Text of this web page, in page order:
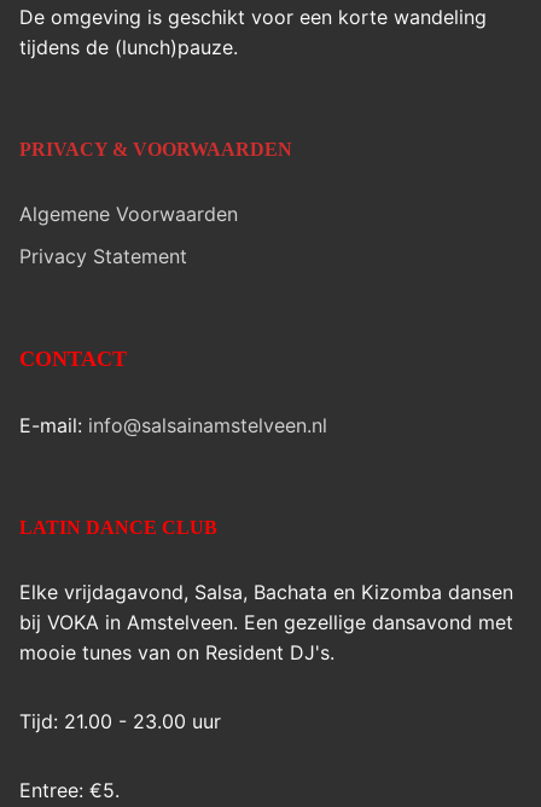
De omgeving is geschikt voor een korte wandeling
tijdens de (lunch)pauze.
PRIVACY & VOORWAARDEN
Algemene Voorwaarden
Privacy Statement
CONTACT
E-mail: info@salsainamstelveen.nl
LATIN DANCE CLUB
Elke vrijdagavond, Salsa, Bachata en Kizomba dansen
bij VOKA in Amstelveen. Een gezellige dansavond met
mooie tunes van on Resident DJ's.
Tijd: 21.00 - 23.00 uur
Entree: €5.